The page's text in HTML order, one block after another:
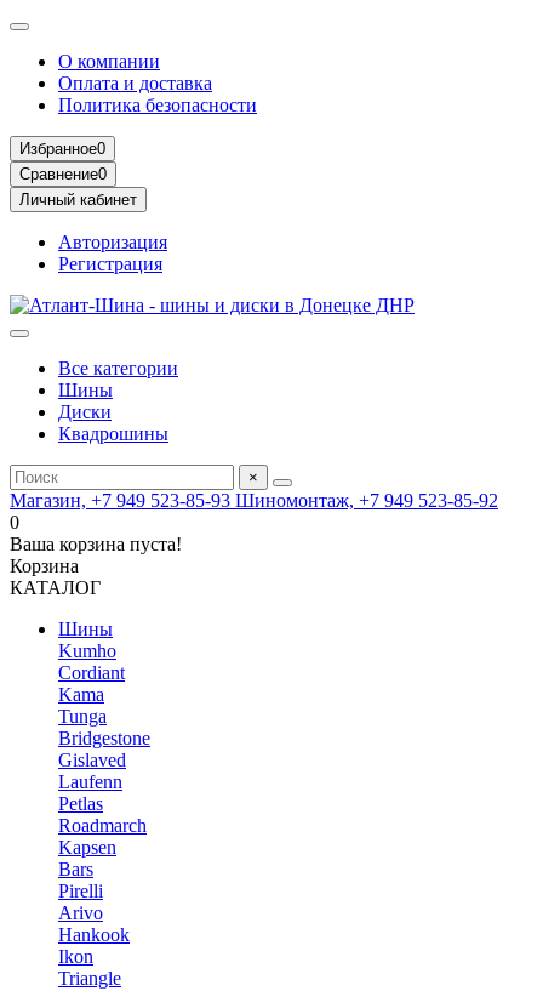
О компании
Оплата и доставка
Политика безопасности
Избранное0
Сравнение0
Личный кабинет
Авторизация
Регистрация
Все категории
Шины
Диски
Квадрошины
×
Магазин, +7 949 523-85-93 Шиномонтаж, +7 949 523-85-92
0
Ваша корзина пуста!
Корзина
КАТАЛОГ
Шины
Kumho
Cordiant
Kama
Tunga
Bridgestone
Gislaved
Laufenn
Petlas
Roadmarch
Kapsen
Bars
Pirelli
Arivo
Hankook
Ikon
Triangle